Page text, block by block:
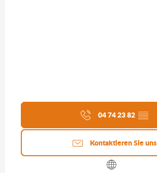
04 74 23 82 ▒▒
Kontaktieren Sie uns